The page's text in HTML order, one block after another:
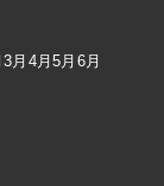
3月 4月5月 6月